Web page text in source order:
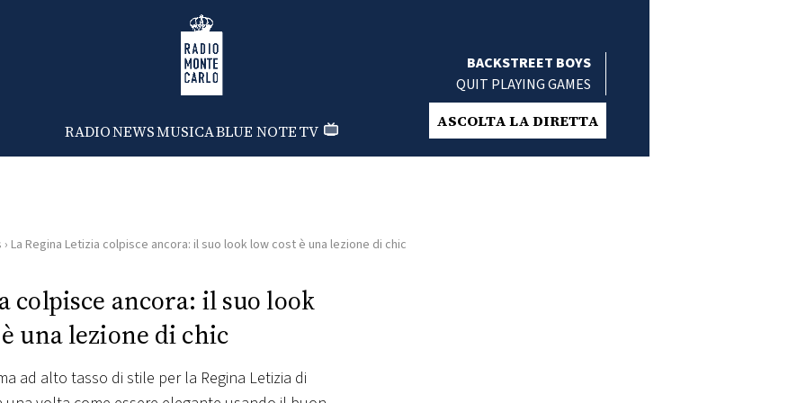
Radio Monte Carlo
RADIONEWSMUSICABLUE NOTETV
BACKSTREET BOYS
QUIT PLAYING GAMES
ASCOLTA LA DIRETTA
› La Regina Letizia colpisce ancora: il suo look low cost è una lezione di chic
colpisce ancora: il suo look
una lezione di chic
ad alto tasso di stile per la Regina Letizia di